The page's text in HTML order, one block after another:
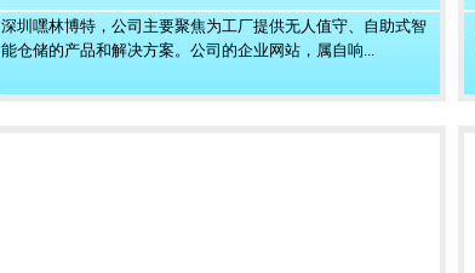
深圳嘿林博特，公司主要聚焦为工厂提供无人值守、自助式智
能仓储的产品和解决方案。公司的企业网站，属自响...